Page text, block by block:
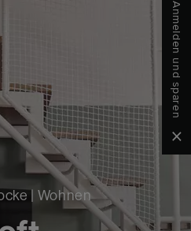
| Wohnen
Anmelden und sparen